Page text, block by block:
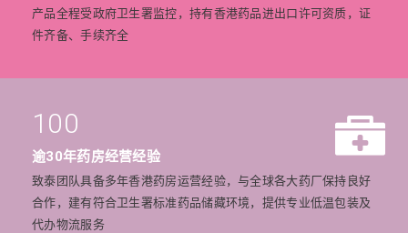
产品全程受政府卫生署监控，持有香港药品进出口许可资质，证
件齐备、手续齐全
100
逾30年药房经营经验
致泰团队具备多年香港药房运营经验，与全球各大药厂保持良好
合作，建有符合卫生署标准药品储藏环境，提供专业低温包装及
代办物流服务